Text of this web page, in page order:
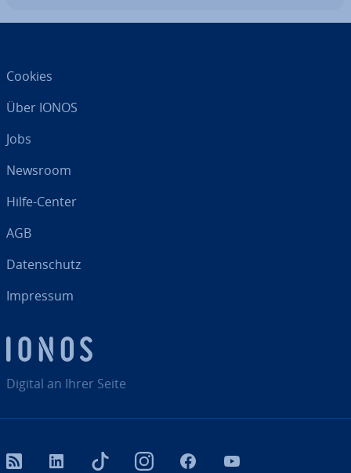
Digital an Ihrer Seite
Cookies
Über IONOS
Jobs
Newsroom
Hilfe-Center
AGB
Da­ten­schutz
Impressum
RSS LinkedIn tiktok InstagramFacebook